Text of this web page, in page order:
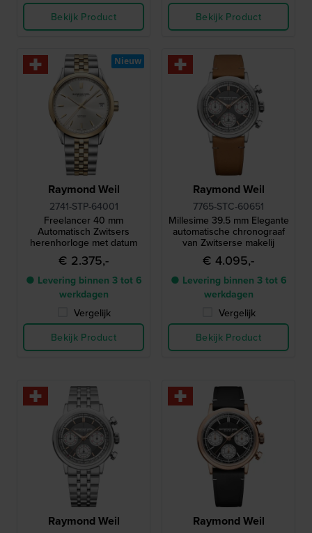
Bekijk Product
Bekijk Product
Raymond Weil
2741-STP-64001
Freelancer 40 mm
Automatisch Zwitsers
herenhorloge met datum
€ 2.375,-
● Levering binnen 3 tot 6
werkdagen
Vergelijk
Bekijk Product
Nieuw
Raymond Weil
7765-STC-60651
Millesime 39.5 mm Elegante
automatische chronograaf
van Zwitserse makelij
€ 4.095,-
● Levering binnen 3 tot 6
werkdagen
Vergelijk
Bekijk Product
Raymond Weil Raymond Weil